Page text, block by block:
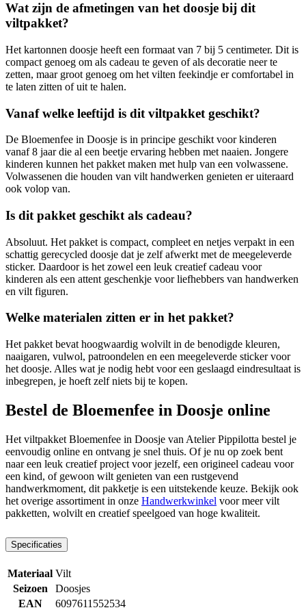
Wat zijn de afmetingen van het doosje bij dit
viltpakket?
Het kartonnen doosje heeft een formaat van 7 bij 5 centimeter. Dit is
compact genoeg om als cadeau te geven of als decoratie neer te
zetten, maar groot genoeg om het vilten feekindje er comfortabel in
te laten zitten of uit te halen.
Vanaf welke leeftijd is dit viltpakket geschikt?
De Bloemenfee in Doosje is in principe geschikt voor kinderen
vanaf 8 jaar die al een beetje ervaring hebben met naaien. Jongere
kinderen kunnen het pakket maken met hulp van een volwassene.
Volwassenen die houden van vilt handwerken genieten er uiteraard
ook volop van.
Is dit pakket geschikt als cadeau?
Absoluut. Het pakket is compact, compleet en netjes verpakt in een
schattig gerecycled doosje dat je zelf afwerkt met de meegeleverde
sticker. Daardoor is het zowel een leuk creatief cadeau voor
kinderen als een attent geschenkje voor liefhebbers van handwerken
en vilt figuren.
Welke materialen zitten er in het pakket?
Het pakket bevat hoogwaardig wolvilt in de benodigde kleuren,
naaigaren, vulwol, patroondelen en een meegeleverde sticker voor
het doosje. Alles wat je nodig hebt voor een geslaagd eindresultaat is
inbegrepen, je hoeft zelf niets bij te kopen.
Bestel de Bloemenfee in Doosje online
Het viltpakket Bloemenfee in Doosje van Atelier Pippilotta bestel je
eenvoudig online en ontvang je snel thuis. Of je nu op zoek bent
naar een leuk creatief project voor jezelf, een origineel cadeau voor
een kind, of gewoon wilt genieten van een rustgevend
handwerkmoment, dit pakketje is een uitstekende keuze. Bekijk ook
het overige assortiment in onze Handwerkwinkel voor meer vilt
pakketten, wolvilt en creatief speelgoed van hoge kwaliteit.
Specificaties
Materiaal Vilt
Seizoen
Doosjes
EAN
6097611552534